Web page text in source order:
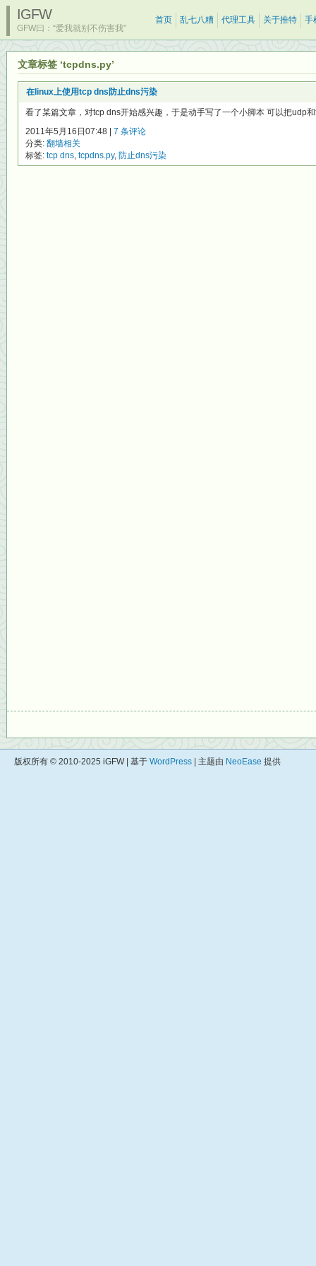
IGFW
GFW曰：“爱我就别不伤害我”
首页 乱七八糟 代理工具 关于推特 手
文章标签 ‘tcpdns.py’
在linux上使用tcp dns防止dns污染
看了某篇文章，对tcp dns开始感兴趣，于是动手写了一个小脚本 可以把udp
2011年5月16日07:48 | 7 条评论
分类: 翻墙相关
标签: tcp dns, tcpdns.py, 防止dns污染
版权所有 © 2010-2025 iGFW | 基于 WordPress | 主题由 NeoEase 提供